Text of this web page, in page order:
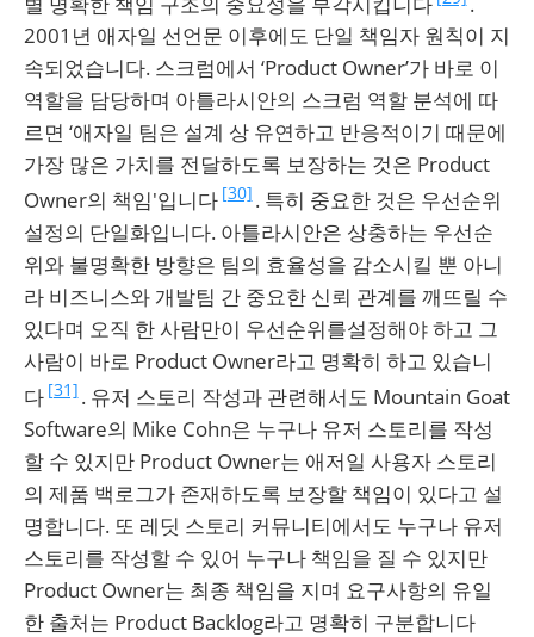
2001년 애자일 선언문 이후에도 단일 책임자 원칙이 지
속되었습니다. 스크럼에서 ‘Product Owner’가 바로 이
역할을 담당하며 아틀라시안의 스크럼 역할 분석에 따
르면 ‘애자일 팀은 설계 상 유연하고 반응적이기 때문에
가장 많은 가치를 전달하도록 보장하는 것은 Product
Owner의 책임'입니다 [30] . 특히 중요한 것은 우선순위
설정의 단일화입니다. 아틀라시안은 상충하는 우선순
위와 불명확한 방향은 팀의 효율성을 감소시킬 뿐 아니
라 비즈니스와 개발팀 간 중요한 신뢰 관계를 깨뜨릴 수
있다며 오직 한 사람만이 우선순위를설정해야 하고 그
사람이 바로 Product Owner라고 명확히 하고 있습니
다 [31] . 유저 스토리 작성과 관련해서도 Mountain Goat
Software의 Mike Cohn은 누구나 유저 스토리를 작성
할 수 있지만 Product Owner는 애저일 사용자 스토리
의 제품 백로그가 존재하도록 보장할 책임이 있다고 설
명합니다. 또 레딧 스토리 커뮤니티에서도 누구나 유저
스토리를 작성할 수 있어 누구나 책임을 질 수 있지만
Product Owner는 최종 책임을 지며 요구사항의 유일
한 출처는 Product Backlog라고 명확히 구분합니다